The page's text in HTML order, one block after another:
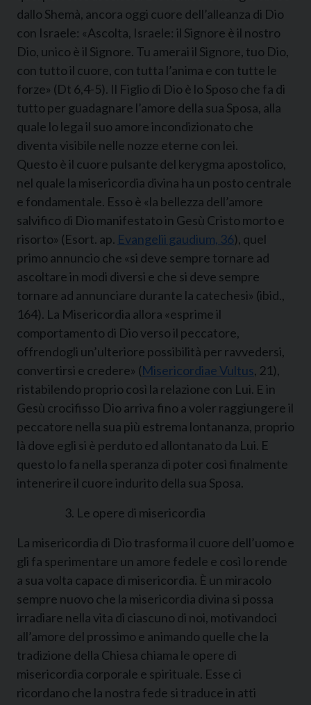
dallo Shemà, ancora oggi cuore dell’alleanza di Dio
con Israele: «Ascolta, Israele: il Signore è il nostro
Dio, unico è il Signore. Tu amerai il Signore, tuo Dio,
con tutto il cuore, con tutta l’anima e con tutte le
forze» (Dt 6,4-5). Il Figlio di Dio è lo Sposo che fa di
tutto per guadagnare l’amore della sua Sposa, alla
quale lo lega il suo amore incondizionato che
diventa visibile nelle nozze eterne con lei.
Questo è il cuore pulsante del kerygma apostolico,
nel quale la misericordia divina ha un posto centrale
e fondamentale. Esso è «la bellezza dell’amore
salvifico di Dio manifestato in Gesù Cristo morto e
risorto» (Esort. ap. Evangelii gaudium, 36), quel
primo annuncio che «si deve sempre tornare ad
ascoltare in modi diversi e che si deve sempre
tornare ad annunciare durante la catechesi» (ibid.,
164). La Misericordia allora «esprime il
comportamento di Dio verso il peccatore,
offrendogli un’ulteriore possibilità per ravvedersi,
convertirsi e credere» (Misericordiae Vultus, 21),
ristabilendo proprio così la relazione con Lui. E in
Gesù crocifisso Dio arriva fino a voler raggiungere il
peccatore nella sua più estrema lontananza, proprio
là dove egli si è perduto ed allontanato da Lui. E
questo lo fa nella speranza di poter così finalmente
intenerire il cuore indurito della sua Sposa.
Le opere di misericordia
La misericordia di Dio trasforma il cuore dell’uomo e
gli fa sperimentare un amore fedele e così lo rende
a sua volta capace di misericordia. È un miracolo
sempre nuovo che la misericordia divina si possa
irradiare nella vita di ciascuno di noi, motivandoci
all’amore del prossimo e animando quelle che la
tradizione della Chiesa chiama le opere di
misericordia corporale e spirituale. Esse ci
ricordano che la nostra fede si traduce in atti